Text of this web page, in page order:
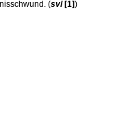
(svl[1])